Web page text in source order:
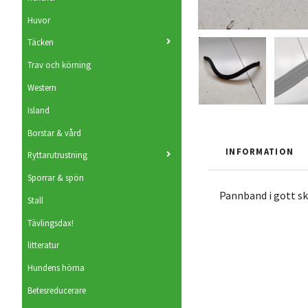
Huvor
Täcken
Trav och körning
Western
Island
Borstar & vård
Ryttarutrustning
Sporrar & spön
Stall
Tävlingsdax!
litteratur
Hundens hörna
Betesreducerare
INFORMATION
Pannband i gott